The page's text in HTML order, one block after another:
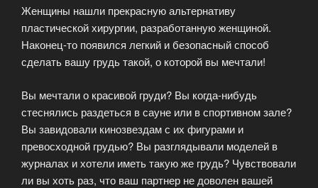
Женщины нашли прекрасную альтернативу
пластической хирургии, разработанную женщиной.
Наконец-то появился легкий и безопасный способ
сделать вашу грудь такой, о которой вы мечтали!
Вы мечтали о красивой груди? Вы когда-нибудь
стеснялись раздеться в сауне или в спортивном зале?
Вы завидовали кинозвездам с их фигурами и
превосходной грудью? Вы разглядывали моделей в
журналах и хотели иметь такую же грудь? Чувствовали
ли вы хоть раз, что ваш партнер не доволен вашей